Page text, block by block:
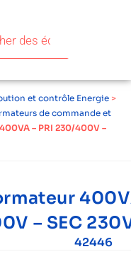
et contrôle Energie >
de commande et
– PRI 230/400V –
– SEC
42446